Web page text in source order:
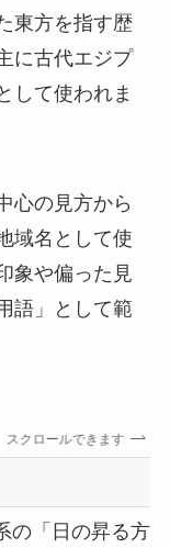
東方を指す歴
に古代エジプ
して使われま
心の見方から
域名として使
象や偏った見
語」として範
スクロールできます
の「日の昇る方